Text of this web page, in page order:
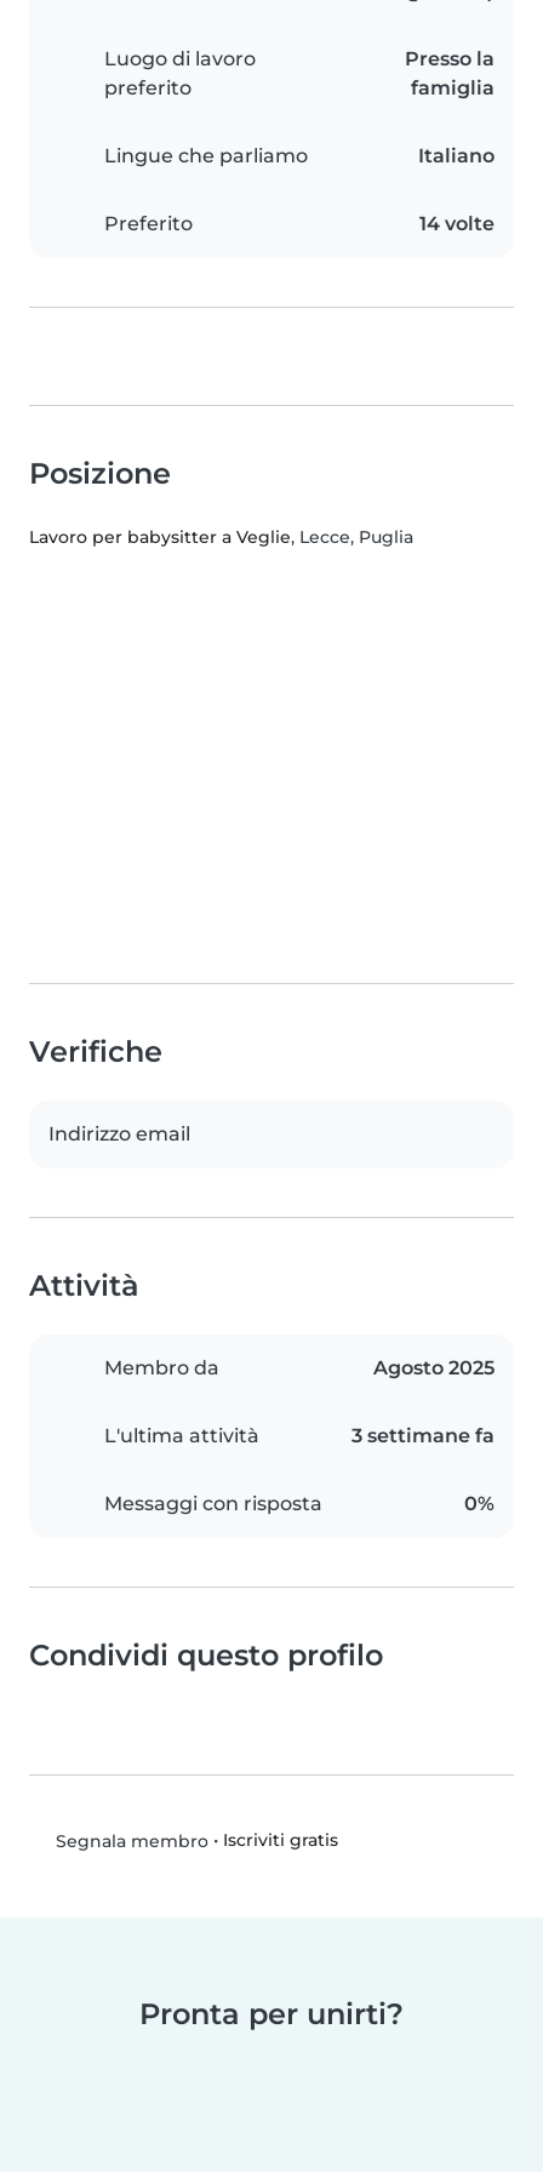
Luogo di lavoro
preferito
Presso la
famiglia
Lingue che parliamo Italiano
Preferito 14 volte
Posizione
Lavoro per babysitter a Veglie, Lecce, Puglia
Verifiche
Indirizzo email
Attività
Membro da Agosto 2025
L'ultima attività 3 settimane fa
Messaggi con risposta 0%
Condividi questo profilo
Segnala membro• Iscriviti gratis
Pronta per unirti?